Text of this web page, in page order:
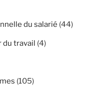
du salarié (44)
du travail (4)
(105)